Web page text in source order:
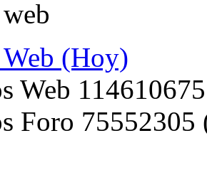
(Hoy)
Web
Foro 75552305